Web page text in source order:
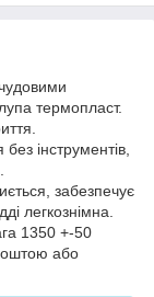
термопласт.
інструментів,
забезпечує
легкознімна.
1350 +-50
або